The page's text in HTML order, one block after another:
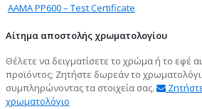
ΑΑΜΑ PP600 – Test Certificate
Αίτημα αποστολής χρωματολογίου
Θέλετε να δειγματίσετε το χρώμα ή το εφέ
προϊόντος; Ζητήστε δωρεάν το
συμπληρώνοντας τα στοιχεία σας.
χρωματολόγιο